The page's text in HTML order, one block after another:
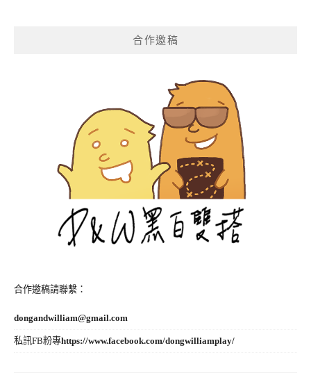
合作邀稿
合作邀稿請聯繫：
dongandwilliam@gmail.com
私訊FB粉專https://www.facebook.com/dongwilliamplay/